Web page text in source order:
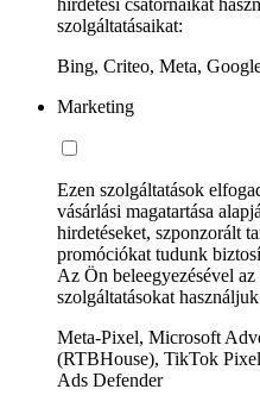
hirdetési csatornáikat
szolgáltatásaikat:
Bing, Criteo, Meta,
Marketing
Ezen szolgáltatások
vásárlási magatartása
hirdetéseket, szponzorált
promóciókat tudunk
Az Ön beleegyezésével
szolgáltatásokat
Meta-Pixel, Microsoft
(RTBHouse), TikTok
Ads Defender